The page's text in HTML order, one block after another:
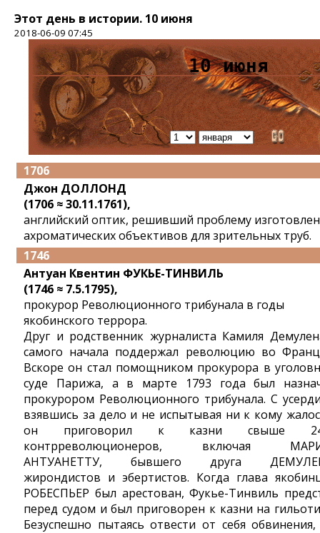
Этот день в истории. 10 июня
2018-06-09 07:45
10 июня
1706
Джон ДОЛЛОНД
(1706 ≈ 30.11.1761),
английский оптик, решивший проблему
ахроматических объективов для зрительных труб.
1746
Антуан Квентин ФУКЬЕ-ТИНВИЛЬ
(1746 ≈ 7.5.1795),
прокурор Революционного трибунала в годы
якобинского террора.
Друг и родственник журналиста Камиля
самого начала поддержал революцию во
Вскоре он стал помощником прокурора в
суде Парижа, а в марте 1793 года был
прокурором Революционного трибунала. С
взявшись за дело и не испытывая ни к кому
он приговорил к казни свыше
контрреволюционеров, включая
АНТУАНЕТТУ, бывшего друга
жирондистов и эбертистов. Когда глава
РОБЕСПЬЕР был арестован, Фукье-Тинвиль
перед судом и был приговорен к казни на
Безуспешно пытаясь отвести от себя